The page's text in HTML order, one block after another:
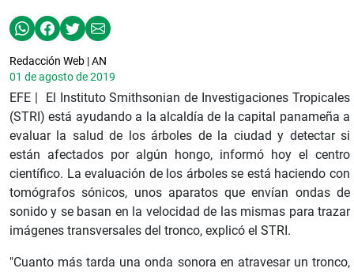
Redacción Web | AN
01 de agosto de 2019
EFE | El Instituto Smithsonian de Investigaciones Tropicales
(STRI) está ayudando a la alcaldía de la capital panameña a
evaluar la salud de los árboles de la ciudad y detectar si
están afectados por algún hongo, informó hoy el centro
científico. La evaluación de los árboles se está haciendo con
tomógrafos sónicos, unos aparatos que envían ondas de
sonido y se basan en la velocidad de las mismas para trazar
imágenes transversales del tronco, explicó el STRI.
"Cuanto más tarda una onda sonora en atravesar un tronco,